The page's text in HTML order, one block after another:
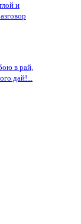
и
в рай,
дай!...